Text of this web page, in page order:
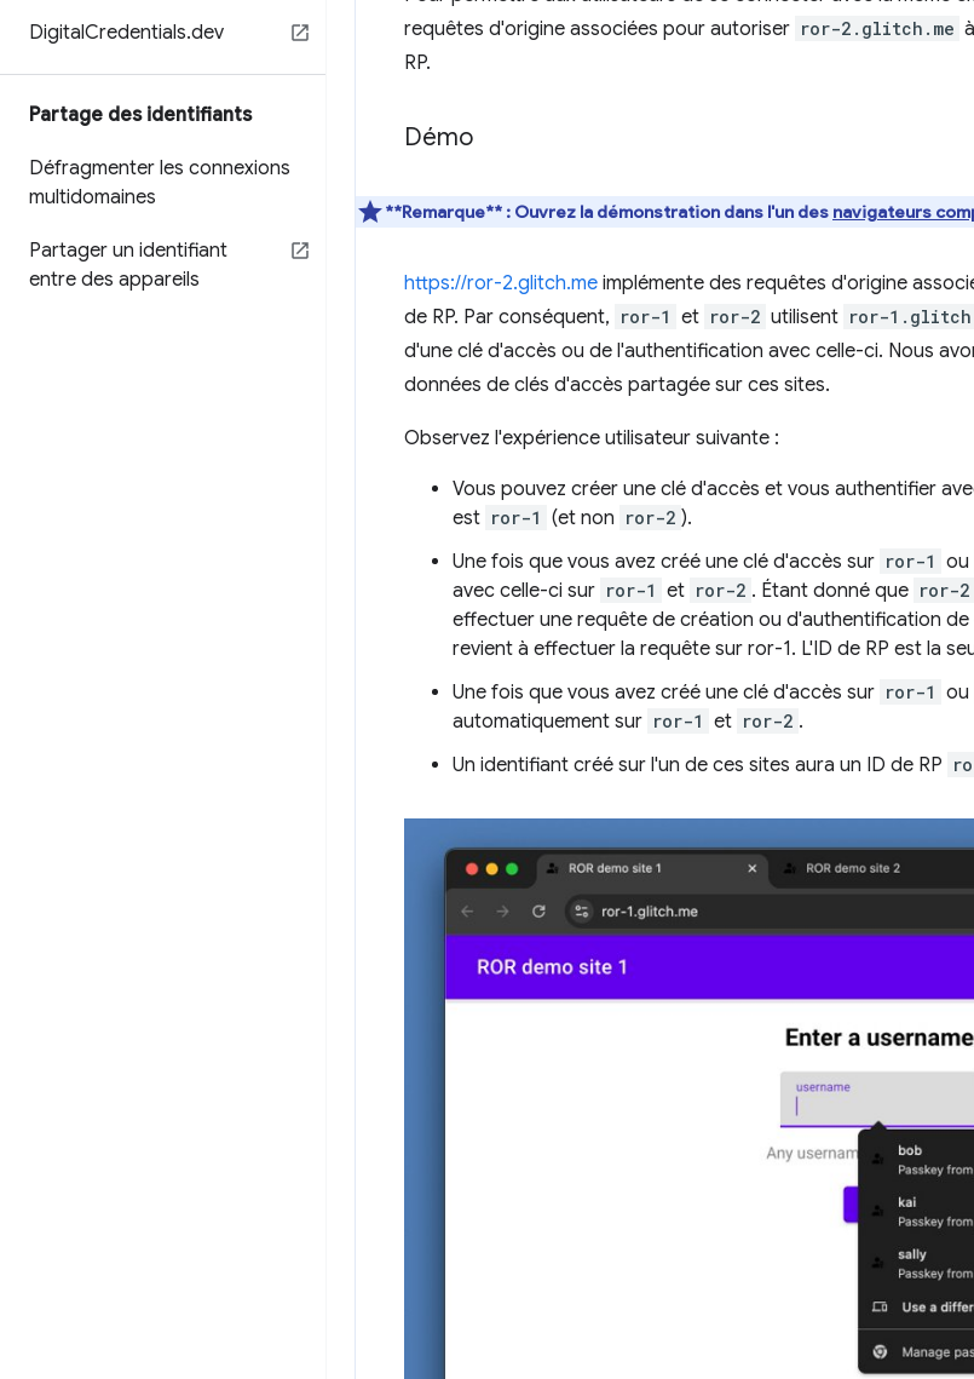
DigitalCredentials.dev
Partage des identifiants
Défragmenter les connexions
multidomaines
Partager un identifiant
entre des appareils
requêtes d'origine associées pour autoriser ror-2.glitch.me
RP.
Démo
**Remarque** : Ouvrez la démonstration dans l'un des navigateurs
https://ror-2.glitch.me implémente des requêtes d'origine
de RP. Par conséquent, ror-1 et ror-2 utilisent ror-
d'une clé d'accès ou de l'authentification avec celle-ci. Nous
données de clés d'accès partagée sur ces sites.
Observez l'expérience utilisateur suivante :
Vous pouvez créer une clé d'accès et vous authentifier
est ror-1 (et non ror-2 ).
Une fois que vous avez créé une clé d'accès sur ror-1 ou
avec celle-ci sur ror-1 et ror-2 . Étant donné que ror-2
effectuer une requête de création ou d'authentification
revient à effectuer la requête sur ror-1. L'ID de RP est la
Une fois que vous avez créé une clé d'accès sur ror-1 ou
automatiquement sur ror-1 et ror-2 .
Un identifiant créé sur l'un de ces sites aura un ID de RP